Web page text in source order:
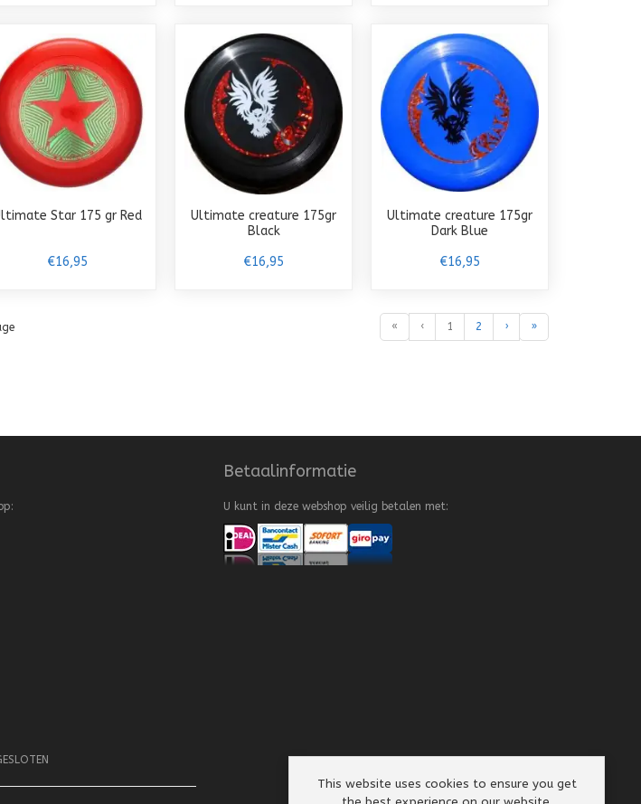
Star 175 gr Red
€16,95
Ultimate creature 175gr
Black
€16,95
Ultimate creature 175gr
Dark Blue
€16,95
« ‹ 1 2 › »
Betaalinformatie
U kunt in deze webshop veilig betalen met:
This website uses cookies to ensure you get